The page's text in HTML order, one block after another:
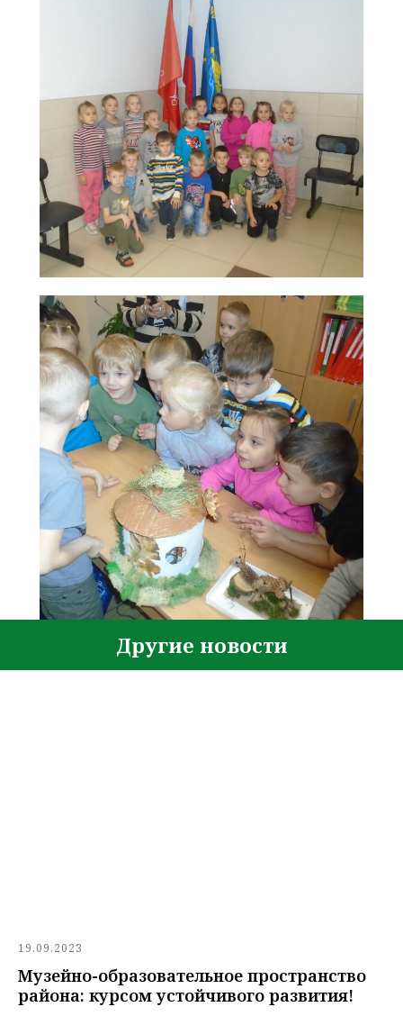
Другие новости
19.09.2023
Музейно-образовательное пространство
района: курсом устойчивого развития!